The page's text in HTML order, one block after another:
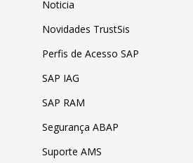
Noticia
Novidades TrustSis
Perfis de Acesso SAP
SAP IAG
SAP RAM
Segurança ABAP
Suporte AMS